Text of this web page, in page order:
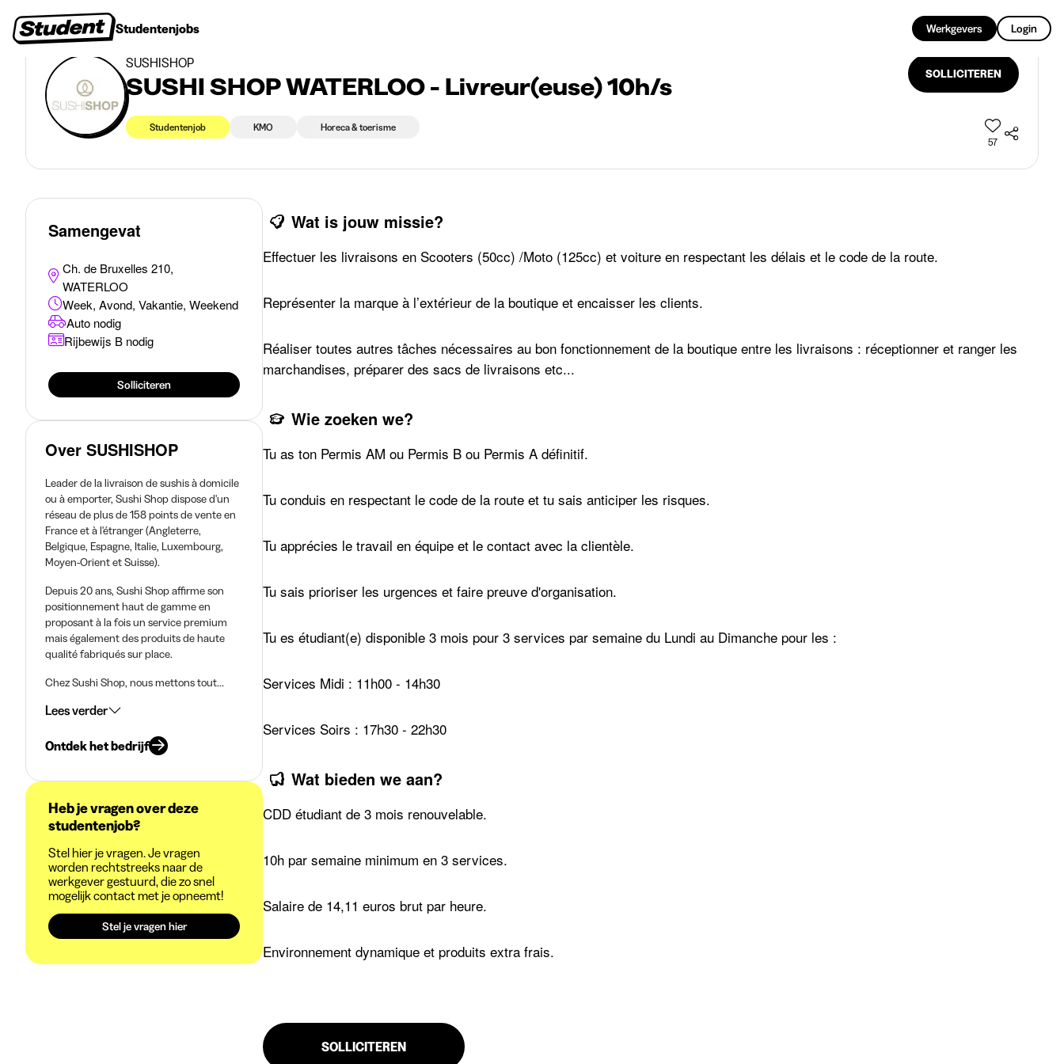
Studentenjobs Werkgevers Login
Studentenjobs>WATERLOO
SUSHISHOP
SUSHI SHOP WATERLOO - Livreur(euse) 10h/s
Studentenjob KMO Horeca & toerisme
SOLLICITEREN
57
Samengevat
Ch. de Bruxelles 210,
WATERLOO
Week, Avond, Vakantie, Weekend
Auto nodig
Rijbewijs B nodig
Solliciteren
Over SUSHISHOP
Leader de la livraison de sushis à domicile
ou à emporter, Sushi Shop dispose d'un
réseau de plus de 158 points de vente en
France et à l'étranger (Angleterre,
Belgique, Espagne, Italie, Luxembourg,
Moyen-Orient et Suisse).
Depuis 20 ans, Sushi Shop affirme son
positionnement haut de gamme en
proposant à la fois un service premium
mais également des produits de haute
qualité fabriqués sur place.
Chez Sushi Shop, nous mettons tout...
Lees verder
Ontdek het bedrijf
Heb je vragen over deze
studentenjob?
Stel hier je vragen. Je vragen
worden rechtstreeks naar de
werkgever gestuurd, die zo snel
mogelijk contact met je opneemt!
Stel je vragen hier
Wat is jouw missie?
Effectuer les livraisons en Scooters (50cc) /Moto (125cc) et voiture en respectant les délais et le code de la route.
Représenter la marque à l’extérieur de la boutique et encaisser les clients.
Réaliser toutes autres tâches nécessaires au bon fonctionnement de la boutique entre les livraisons : réceptionner et ranger les
marchandises, préparer des sacs de livraisons etc...
Wie zoeken we?
Tu as ton Permis AM ou Permis B ou Permis A définitif.
Tu conduis en respectant le code de la route et tu sais anticiper les risques.
Tu apprécies le travail en équipe et le contact avec la clientèle.
Tu sais prioriser les urgences et faire preuve d'organisation.
Tu es étudiant(e) disponible 3 mois pour 3 services par semaine du Lundi au Dimanche pour les :
Services Midi : 11h00 - 14h30
Services Soirs : 17h30 - 22h30
Wat bieden we aan?
CDD étudiant de 3 mois renouvelable.
10h par semaine minimum en 3 services.
Salaire de 14,11 euros brut par heure.
Environnement dynamique et produits extra frais.
SOLLICITEREN